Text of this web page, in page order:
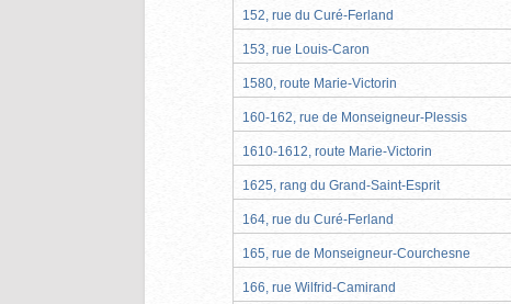
152, rue du Curé-Ferland
153, rue Louis-Caron
1580, route Marie-Victorin
160-162, rue de Monseigneur-Plessis
1610-1612, route Marie-Victorin
1625, rang du Grand-Saint-Esprit
164, rue du Curé-Ferland
165, rue de Monseigneur-Courchesne
166, rue Wilfrid-Camirand